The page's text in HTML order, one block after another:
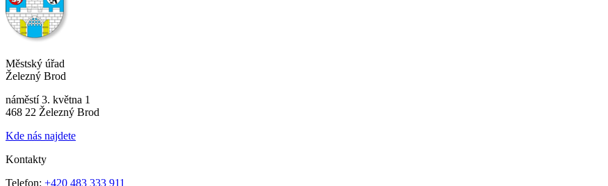
Městský úřad
Železný Brod
náměstí 3. května 1
468 22 Železný Brod
Kde nás najdete
Kontakty
Telefon: +420 483 333 911